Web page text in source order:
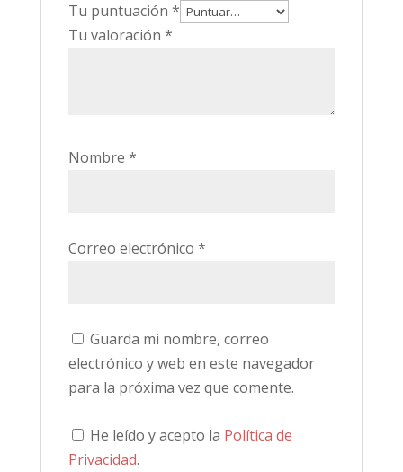
Tu puntuación *
Tu valoración *
Nombre *
Correo electrónico *
Guarda mi nombre, correo
electrónico y web en este navegador
para la próxima vez que comente.
He leído y acepto la Política de
Privacidad.